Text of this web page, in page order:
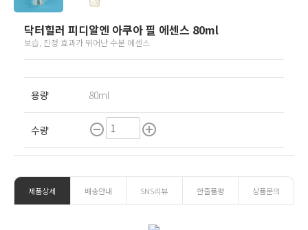
닥터힐러 피디알엔 아쿠아 필 에센스 80ml
보습, 진정 효과가 뛰어난 수분 에센스
용량 80ml
수량 remove_circle_outline add_circle_outline
제품상세 배송안내 SNS리뷰 한줄품평 상품문의